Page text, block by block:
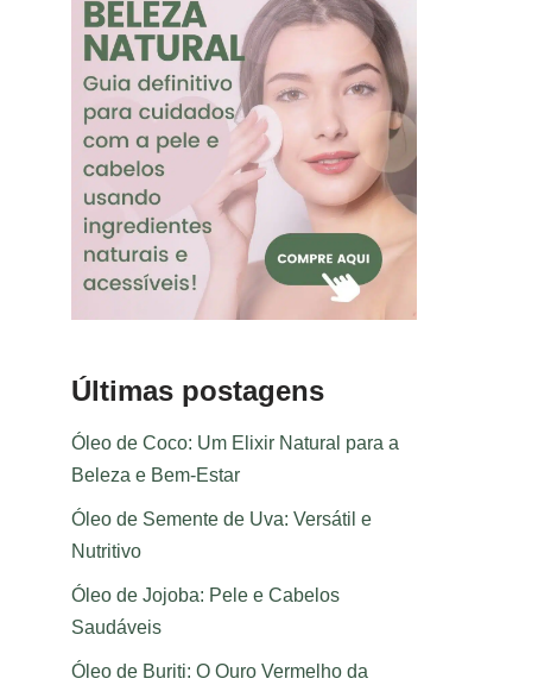
Últimas postagens
Óleo de Coco: Um Elixir Natural para a
Beleza e Bem-Estar
Óleo de Semente de Uva: Versátil e
Nutritivo
Óleo de Jojoba: Pele e Cabelos
Saudáveis
Óleo de Buriti: O Ouro Vermelho da